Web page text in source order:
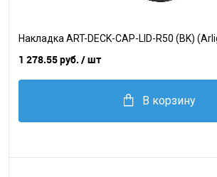
Накладка ART-DECK-CAP-LID-R50 (BK)
1 278.55 руб. / шт
В корзину